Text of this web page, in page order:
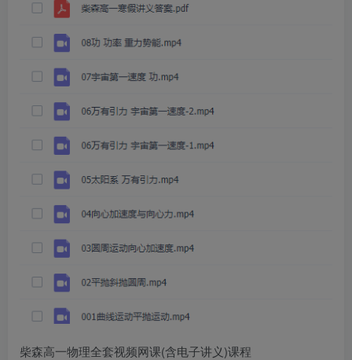
柴森高一物理全套视频网课(含电子讲义)课程